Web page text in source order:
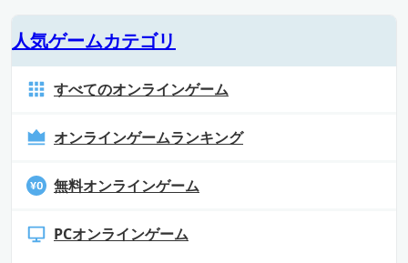
人気ゲームカテゴリ
すべてのオンラインゲーム
オンラインゲームランキング
無料オンラインゲーム
PCオンラインゲーム